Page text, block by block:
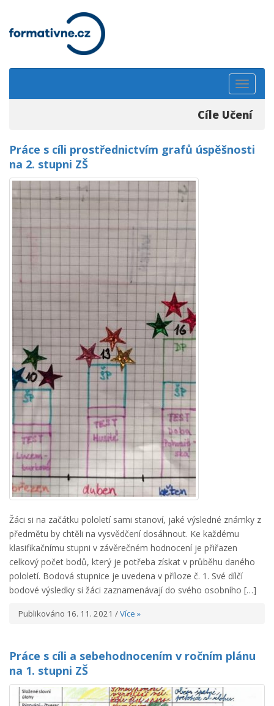
Toggle
Cíle Učení
Práce s cíli prostřednictvím grafů úspěšnosti
na 2. stupni ZŠ
Žáci si na začátku pololetí sami stanoví, jaké výsledné známky z
předmětu by chtěli na vysvědčení dosáhnout. Ke každému
klasifikačnímu stupni v závěrečném hodnocení je přiřazen
celkový počet bodů, který je potřeba získat v průběhu daného
pololetí. Bodová stupnice je uvedena v příloze č. 1. Své dílčí
bodové výsledky si žáci zaznamenávají do svého osobního […]
Publikováno 16. 11. 2021 /Více »
Práce s cíli a sebehodnocením v ročním plánu
na 1. stupni ZŠ